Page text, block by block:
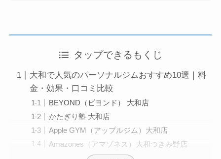
タップできるもくじ
大和で人気のパーソナルジムおすすめ10選｜料
金・効果・口コミ比較
BEYOND（ビヨンド） 大和店
かたぎり塾 大和店
Apple GYM（アップルジム）大和店
Amazones（アマゾネス）大和つきみ野店